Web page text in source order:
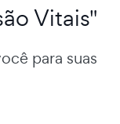
Vitais"
para suas